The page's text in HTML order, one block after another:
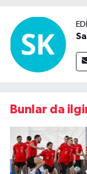
Bunlar da